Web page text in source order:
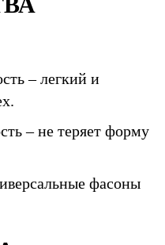
– легкий и
– не теряет форму
фасоны